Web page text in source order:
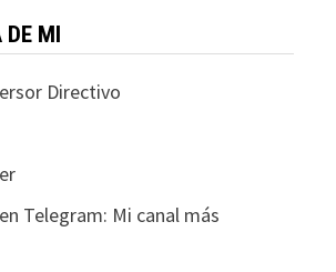
DE MI
Directivo
Telegram: Mi canal más